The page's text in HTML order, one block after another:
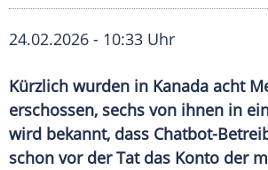
24.02.2026 - 10:33 Uhr
Kürzlich wurden in Kanada acht
erschossen, sechs von ihnen in
wird bekannt, dass Chatbot-
schon vor der Tat das Konto der